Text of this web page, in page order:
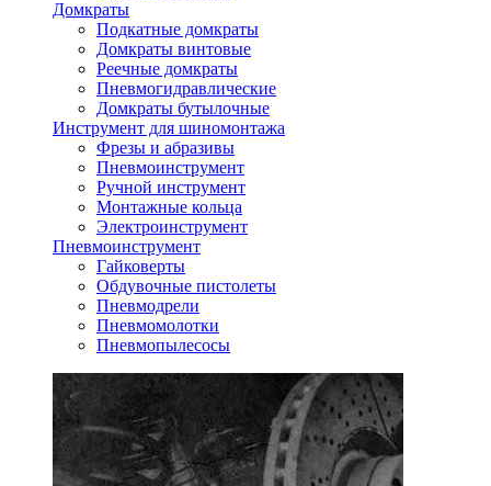
Домкраты
Подкатные домкраты
Домкраты винтовые
Реечные домкраты
Пневмогидравлические
Домкраты бутылочные
Инструмент для шиномонтажа
Фрезы и абразивы
Пневмоинструмент
Ручной инструмент
Монтажные кольца
Электроинструмент
Пневмоинструмент
Гайковерты
Обдувочные пистолеты
Пневмодрели
Пневмомолотки
Пневмопылесосы